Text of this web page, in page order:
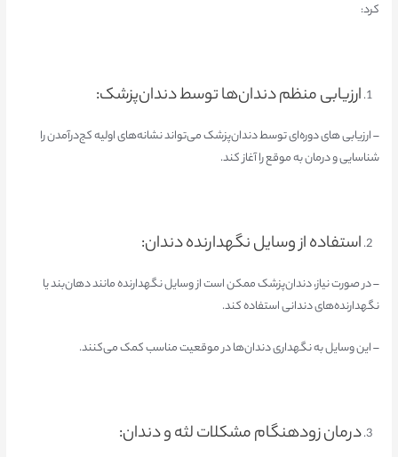
کرد:
ارزیابی منظم دندان‌ها توسط دندان‌پزشک:
– ارزیابی های دوره‌ای توسط دندان‌پزشک می‌تواند نشانه‌های اولیه کج‌درآمدن را
شناسایی و درمان به موقع را آغاز کند.
استفاده از وسایل نگهدارنده دندان:
– در صورت نیاز، دندان‌پزشک ممکن است از وسایل نگهدارنده مانند دهان‌بند یا
نگهدارنده‌های دندانی استفاده کند.
– این وسایل به نگهداری دندان‌ها در موقعیت مناسب کمک می‌کنند.
درمان زودهنگام مشکلات لثه و دندان: